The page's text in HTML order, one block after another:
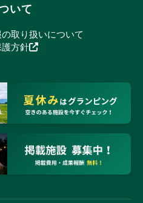
いて
取り扱いについて
方針